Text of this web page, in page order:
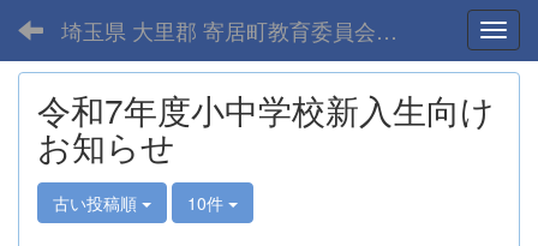
埼玉県 大里郡 寄居町教育委員会-home
令和7年度小中学校新入生向け
お知らせ
古い投稿順 10件